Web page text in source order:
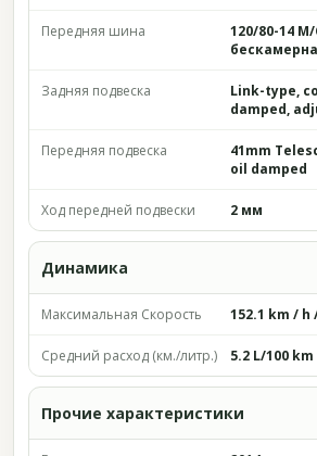
Передняя шина
120/80-14 M/
Задняя подвеска
Link-type,
damped,
Передняя подвеска
41mm
oil damped
Ход передней подвески 2 мм
Динамика
Максимальная Скорость 152.1 km / h
Средний расход (км./литр.) 5.2 L/100 km
Прочие характеристики